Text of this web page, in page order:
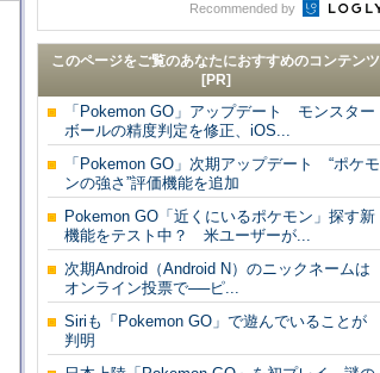
Recommended by
このページをご覧のあなたにおすすめのコンテンツ
[PR]
「Pokemon GO」アップデート モンスター
ボールの精度判定を修正、iOS...
「Pokemon GO」次期アップデート “ポケモ
ンの強さ”評価機能を追加
Pokemon GO「近くにいるポケモン」探す新
機能をテスト中？ 米ユーザーが...
次期Android（Android N）のニックネームは
オンライン投票で──ピ...
Siriも「Pokemon GO」で遊んでいることが
判明